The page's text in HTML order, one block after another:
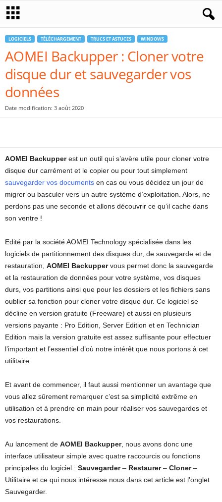
LOGICIELS TÉLÉCHARGEMENT TRUCS ET ASTUCES WINDOWS
AOMEI Backupper : Cloner votre
disque dur et sauvegarder vos
données
Date modification: 3 août 2020
AOMEI Backupperest un outil qui s’avère utile pour cloner votre
disque dur carrément et le copier ou pour tout simplement
sauvegarder vos documents en cas ou vous décidez un jour de
migrer ou basculer vers un autre système d’exploitation. Alors, ne
perdons pas une seconde et allons découvrir ce qu’il cache dans
son ventre !
Edité par la société AOMEI Technology spécialisée dans les
logiciels de partitionnement des disques dur, de sauvegarde et de
restauration, AOMEI Backuppervous permet donc la sauvegarde
et la restauration de données pour votre système, vos disques
durs, vos partitions ainsi que pour les dossiers et les fichiers sans
oublier sa fonction pour cloner votre disque dur. Ce logiciel se
décline en version gratuite (Freeware) et aussi en plusieurs
versions payante : Pro Edition, Server Edition et en Technician
Edition mais la version gratuite est assez suffisante pour effectuer
l’important et l’essentiel d’où notre intérêt que nous portons à cet
utilitaire.
Et avant de commencer, il faut aussi mentionner un avantage que
vous allez sûrement remarquer c’est sa simplicité extrême en
utilisation et à prendre en main pour réaliser vos sauvegardes et
vos restaurations.
Au lancement de AOMEI Backupper, nous avons donc une
interface utilisateur simple avec quatre raccourcis ou fonctions
principales du logiciel : Sauvegarder– Restaurer– Cloner–
Utilitaire et ce qui nous intéresse nous dans cet article est l’onglet
Sauvegarder.